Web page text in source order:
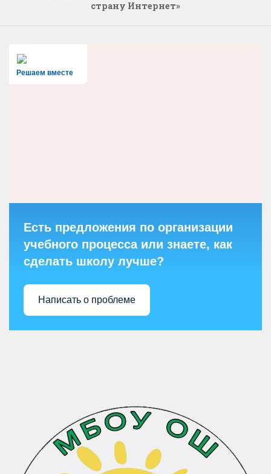
страну Интернет»
Решаем вместе
Есть предложения по организации
учебного процесса или знаете, как
сделать школу лучше?
Написать о проблеме